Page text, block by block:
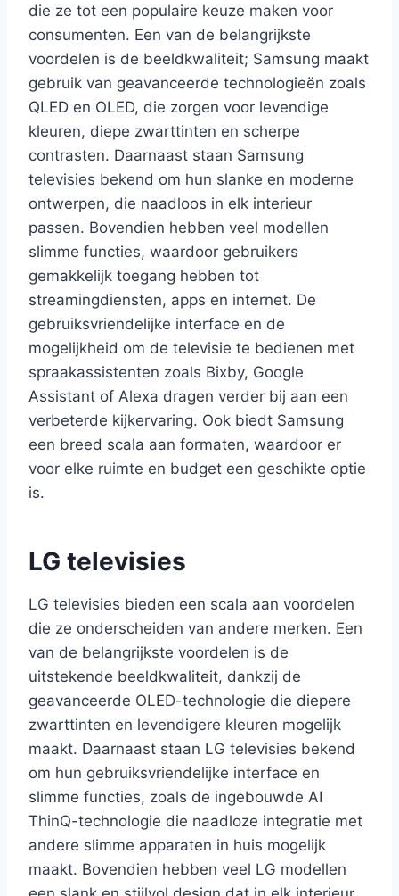
die ze tot een populaire keuze maken voor
consumenten. Een van de belangrijkste
voordelen is de beeldkwaliteit; Samsung maakt
gebruik van geavanceerde technologieën zoals
QLED en OLED, die zorgen voor levendige
kleuren, diepe zwarttinten en scherpe
contrasten. Daarnaast staan Samsung
televisies bekend om hun slanke en moderne
ontwerpen, die naadloos in elk interieur
passen. Bovendien hebben veel modellen
slimme functies, waardoor gebruikers
gemakkelijk toegang hebben tot
streamingdiensten, apps en internet. De
gebruiksvriendelijke interface en de
mogelijkheid om de televisie te bedienen met
spraakassistenten zoals Bixby, Google
Assistant of Alexa dragen verder bij aan een
verbeterde kijkervaring. Ook biedt Samsung
een breed scala aan formaten, waardoor er
voor elke ruimte en budget een geschikte optie
is.
LG televisies
LG televisies bieden een scala aan voordelen
die ze onderscheiden van andere merken. Een
van de belangrijkste voordelen is de
uitstekende beeldkwaliteit, dankzij de
geavanceerde OLED-technologie die diepere
zwarttinten en levendigere kleuren mogelijk
maakt. Daarnaast staan LG televisies bekend
om hun gebruiksvriendelijke interface en
slimme functies, zoals de ingebouwde AI
ThinQ-technologie die naadloze integratie met
andere slimme apparaten in huis mogelijk
maakt. Bovendien hebben veel LG modellen